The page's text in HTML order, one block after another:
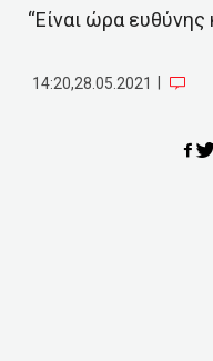
“Είναι ώρα ευθύνης
14:20,28.05.2021